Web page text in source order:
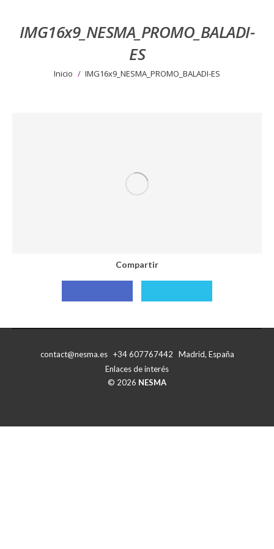
IMG16x9_NESMA_PROMO_BALADI-
ES
Estás aquí:
Inicio IMG16x9_NESMA_PROMO_BALADI-ES
Compartir
Compartir
Compartir
contact@nesma.es +34 607767442 Madrid, España
Enlaces de interés
© 2026 NESMA